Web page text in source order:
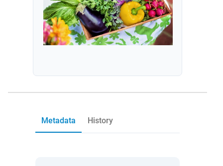
Metadata History